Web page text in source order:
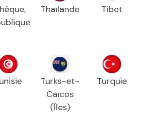
Thaïlande Tibet
Turks-et-
Caïcos
(Îles)
Turquie